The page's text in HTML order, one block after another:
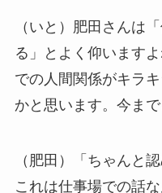
（いと）肥田さんは
る」とよく仰います
での人間関係がキラ
かと思います。今ま
（肥田）「ちゃんと
これは仕事場での話